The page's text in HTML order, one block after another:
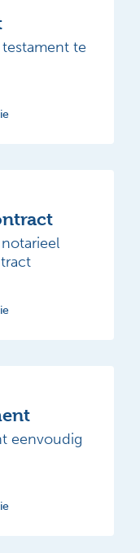
te
eenvoudig